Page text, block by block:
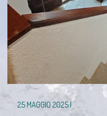
25 MAGGIO 2025 |